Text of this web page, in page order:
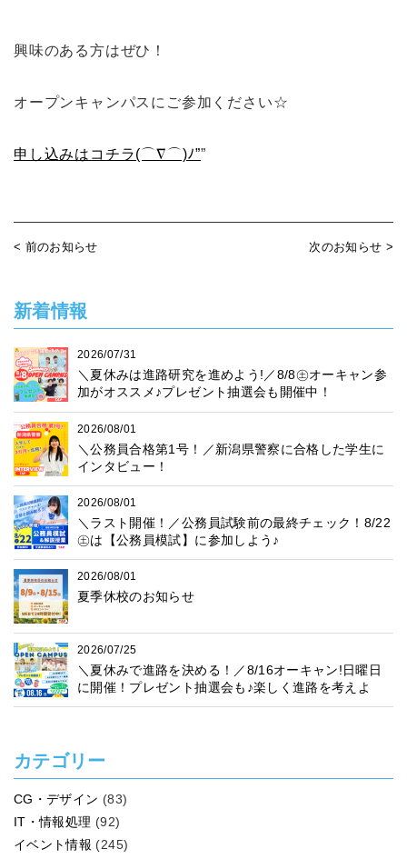
興味のある方はぜひ！
オープンキャンパスにご参加ください☆
申し込みはコチラ(⌒∇⌒)ﾉ””
< 前のお知らせ 次のお知らせ >
新着情報
2026/07/31
＼夏休みは進路研究を進めよう!／8/8㊏オーキャン参
加がオススメ♪プレゼント抽選会も開催中！
2026/08/01
＼公務員合格第1号！／新潟県警察に合格した学生に
インタビュー！
2026/08/01
＼ラスト開催！／公務員試験前の最終チェック！8/22
㊏は【公務員模試】に参加しよう♪
2026/08/01
夏季休校のお知らせ
2026/07/25
＼夏休みで進路を決める！／8/16オーキャン!日曜日
に開催！プレゼント抽選会も♪楽しく進路を考えよ
う！
カテゴリー
CG・デザイン (83)
IT・情報処理 (92)
イベント情報 (245)